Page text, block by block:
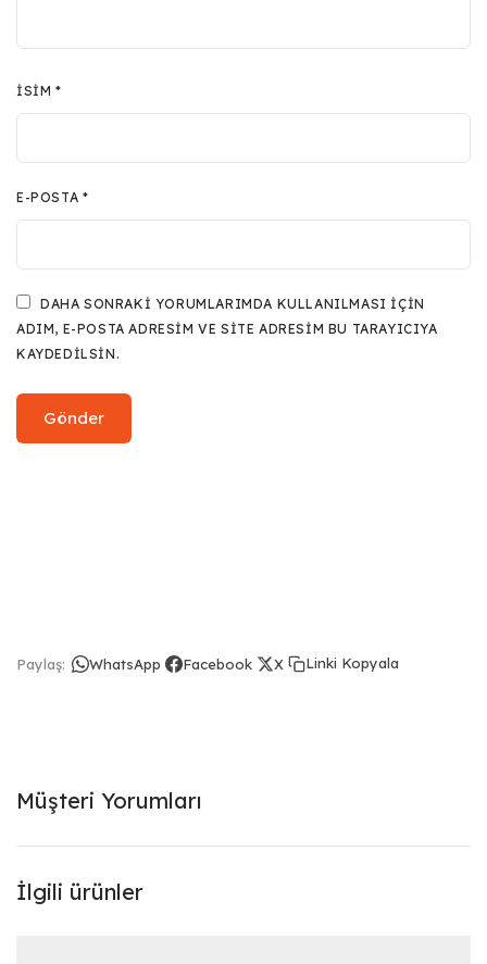
İSIM*
E-POSTA *
DAHA SONRAKI YORUMLARIMDA KULLANILMASI IÇIN
ADIM, E-POSTA ADRESIM VE SITE ADRESIM BU TARAYICIYA
KAYDEDILSIN.
Paylaş: WhatsApp Facebook X Linki Kopyala
Müşteri Yorumları
İlgili ürünler